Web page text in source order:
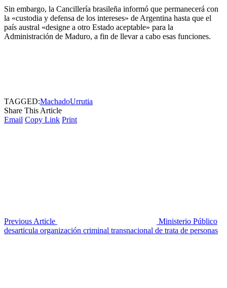
Sin embargo, la Cancillería brasileña informó que permanecerá con
la «custodia y defensa de los intereses» de Argentina hasta que el
país austral «designe a otro Estado aceptable» para la
Administración de Maduro, a fin de llevar a cabo esas funciones.
TAGGED:MachadoUrrutia
Share This Article
Email Copy Link Print
Previous Article
Ministerio Público
desarticula organización criminal transnacional de trata de personas